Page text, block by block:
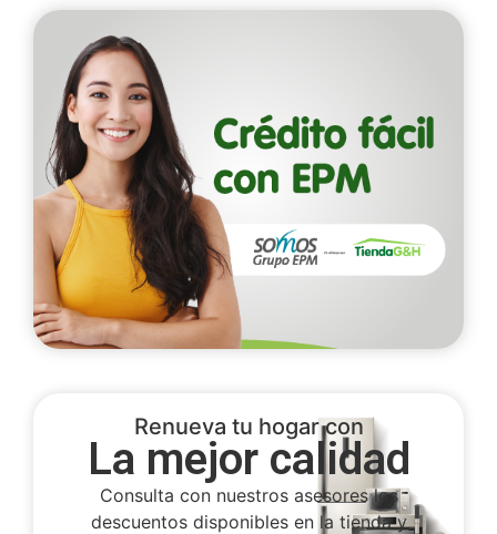
Renueva tu hogar con
La mejor calidad
Consulta con nuestros asesores los
descuentos disponibles en la tienda y